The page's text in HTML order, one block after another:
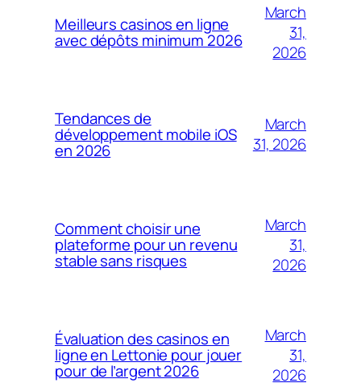
Meilleurs casinos en ligne
avec dépôts minimum 2026
March
31,
2026
Tendances de
développement mobile iOS
en 2026
March
31, 2026
Comment choisir une
plateforme pour un revenu
stable sans risques
March
31,
2026
Évaluation des casinos en
ligne en Lettonie pour jouer
pour de l’argent 2026
March
31,
2026